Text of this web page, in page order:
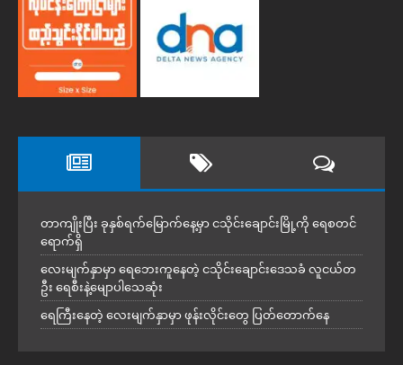
တာကျိုးပြီး ခုနှစ်ရက်မြောက်နေ့မှာ ငသိုင်းချောင်းမြို့ကို ရေစတင်
ရောက်ရှိ
လေးမျက်နှာမှာ ရေဘေးကူနေတဲ့ ငသိုင်းချောင်းဒေသခံ လူငယ်တ
ဦး ရေစီးနဲ့မျောပါသေဆုံး
ရေကြီးနေတဲ့ လေးမျက်နှာမှာ ဖုန်းလိုင်းတွေ ပြတ်တောက်နေ